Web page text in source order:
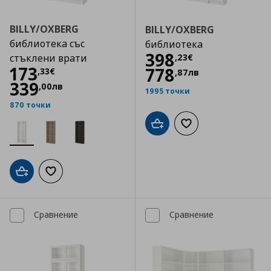
BILLY/OXBERG
библиотека със
стъклени врати
173,33€
Цена
339,00лв
870 точки
Добави в кошницата
Добави към списъка с любими
BILLY/OXBERG
библиотека
398,23€
Цена
778,87лв
1995 точки
Добави в кошницата
Добави към
Сравнение Сравнение